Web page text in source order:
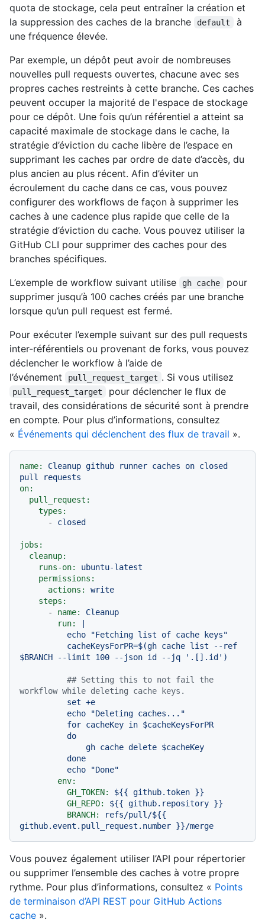
quota de stockage, cela peut entraîner la création et
la suppression des caches de la branche
default
à
une fréquence élevée.
Par exemple, un dépôt peut avoir de nombreuses
nouvelles pull requests ouvertes, chacune avec ses
propres caches restreints à cette branche. Ces caches
peuvent occuper la majorité de l'espace de stockage
pour ce dépôt. Une fois qu’un référentiel a atteint sa
capacité maximale de stockage dans le cache, la
stratégie d’éviction du cache libère de l’espace en
supprimant les caches par ordre de date d’accès, du
plus ancien au plus récent. Afin d’éviter un
écroulement du cache dans ce cas, vous pouvez
configurer des workflows de façon à supprimer les
caches à une cadence plus rapide que celle de la
stratégie d’éviction du cache. Vous pouvez utiliser la
GitHub CLI pour supprimer des caches pour des
branches spécifiques.
L’exemple de workflow suivant utilise
gh cache
pour
supprimer jusqu’à 100 caches créés par une branche
lorsque qu’un pull request est fermé.
Pour exécuter l’exemple suivant sur des pull requests
inter-référentiels ou provenant de forks, vous pouvez
déclencher le workflow à l’aide de
l’événement
pull_request_target . Si vous utilisez
pull_request_target
pour déclencher le flux de
travail, des considérations de sécurité sont à prendre
en compte. Pour plus d’informations, consultez
« Événements qui déclenchent des flux de travail ».
name: Cleanup github runner caches on closed
pull
requests
on:
pull_request:
types:
-
closed
jobs:
cleanup:
runs-on:
ubuntu-latest
permissions:
actions:
write
steps:
-
name:
Cleanup
run:
## Setting this to not fail the
workflow while deleting cache keys.
set +e
echo
"Deleting caches..."
for cacheKey in $cacheKeysForPR
do
gh cache delete $cacheKey
done
echo
"Done"
env:
GH_TOKEN:
${{ github.token }}
GH_REPO:
${{ github.repository }}
BRANCH:
refs/pull/${{
github.event.pull_request.number }}/merge
Vous pouvez également utiliser l’API pour répertorier
ou supprimer l’ensemble des caches à votre propre
rythme. Pour plus d’informations, consultez « Points
de terminaison d’API REST pour GitHub Actions
cache ».